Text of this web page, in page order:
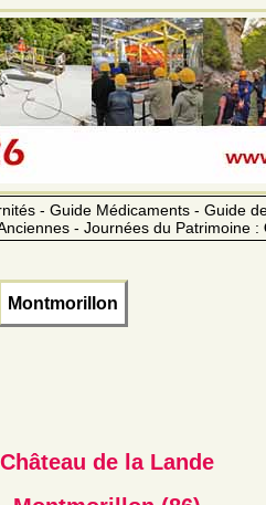
- Guide Médicaments - Guide
- Journées du Patrimoine :
Montmorillon
Château de la Lande